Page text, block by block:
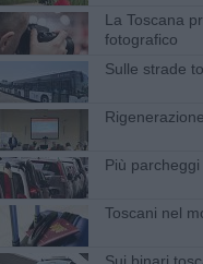
La Toscana
fotografico
Sulle strade
Più
Toscani nel
Sui binari